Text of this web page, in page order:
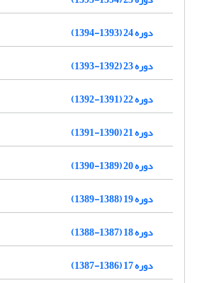
دوره 24 (1393-1394)
دوره 23 (1392-1393)
دوره 22 (1391-1392)
دوره 21 (1390-1391)
دوره 20 (1389-1390)
دوره 19 (1388-1389)
دوره 18 (1387-1388)
دوره 17 (1386-1387)